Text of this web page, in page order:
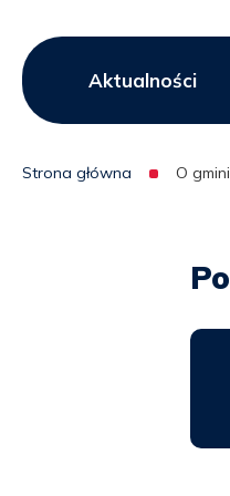
Menu
serwisu
Aktualności
Strona główna O